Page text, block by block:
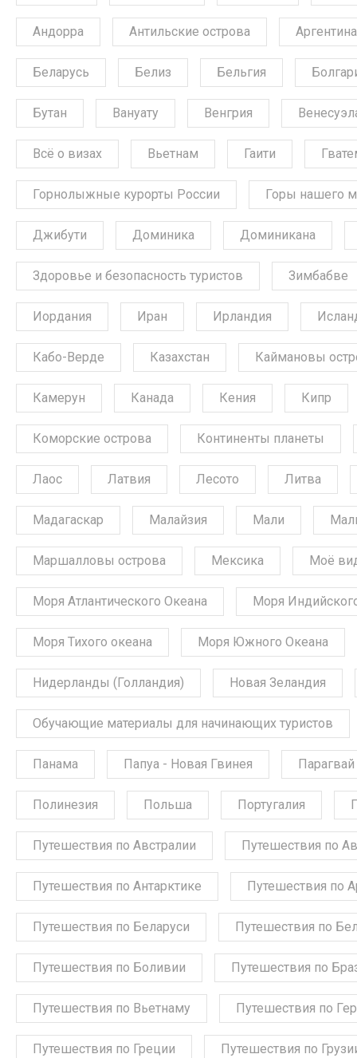
Андорра Антильские острова Аргентина
Беларусь Белиз Бельгия
Бутан Вануату Венгрия
Всё о визах Вьетнам Гаити
Горнолыжные курорты России Горы нашего
Джибути Доминика Доминикана
Здоровье и безопасность туристов Зимбабве
Иордания Иран Ирландия
Кабо-Верде Казахстан Каймановы
Камерун Канада Кения Кипр
Коморские острова Континенты планеты
Лаос Латвия Лесото Литва
Мадагаскар Малайзия Мали
Маршалловы острова Мексика Моё
Моря Атлантического Океана Моря
Моря Тихого океана Моря Южного Океана
Нидерланды (Голландия) Новая Зеландия
Обучающие материалы для начинающих туристов
Панама Папуа - Новая Гвинея Парагвай
Полинезия Польша Португалия
Путешествия по Австралии Путешествия по
Путешествия по Антарктике Путешествия по
Путешествия по Беларуси Путешествия по
Путешествия по Боливии Путешествия по
Путешествия по Вьетнаму Путешествия по
Путешествия по Греции Путешествия по